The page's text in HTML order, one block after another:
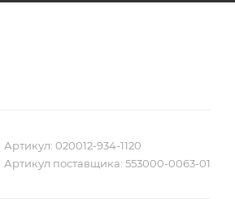
Артикул: 020012-934-1120
Артикул поставщика: 553000-0063-01